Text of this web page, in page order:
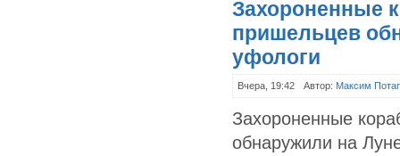
Захороненные
пришельцев
уфологи
Вчера, 19:42 Автор: Максим
Захороненные
обнаружили на